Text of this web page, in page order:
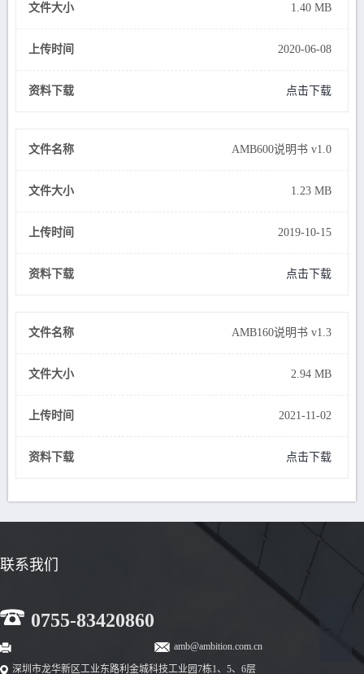
文件大小 1.40 MB
上传时间 2020-06-08
资料下载 点击下载
文件名称 AMB600说明书 v1.0
文件大小 1.23 MB
上传时间 2019-10-15
资料下载 点击下载
文件名称 AMB160说明书 v1.3
文件大小 2.94 MB
上传时间 2021-11-02
资料下载 点击下载
联系我们
0755-83420860
amb@ambition.com.cn
深圳市龙华新区工业东路利金城科技工业园7栋1、5、6层